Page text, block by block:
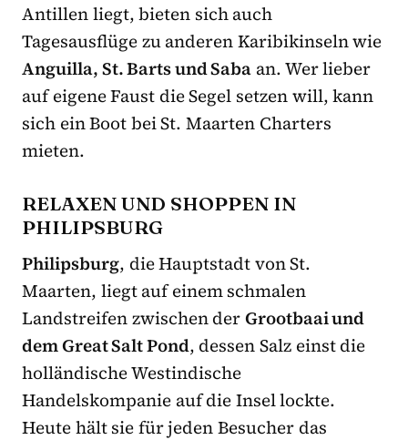
Antillen liegt, bieten sich auch
Tagesausflüge zu anderen Karibikinseln wie
Anguilla, St. Barts und Saba an. Wer lieber
auf eigene Faust die Segel setzen will, kann
sich ein Boot bei St. Maarten Charters
mieten.
RELAXEN UND SHOPPEN IN
PHILIPSBURG
Philipsburg, die Hauptstadt von St.
Maarten, liegt auf einem schmalen
Landstreifen zwischen derGrootbaai und
dem Great Salt Pond, dessen Salz einst die
holländische Westindische
Handelskompanie auf die Insel lockte.
Heute hält sie für jeden Besucher das